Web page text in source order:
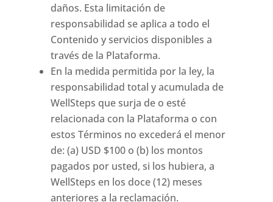
daños. Esta limitación de
responsabilidad se aplica a todo el
Contenido y servicios disponibles a
través de la Plataforma.
En la medida permitida por la ley, la
responsabilidad total y acumulada de
WellSteps que surja de o esté
relacionada con la Plataforma o con
estos Términos no excederá el menor
de: (a) USD $100 o (b) los montos
pagados por usted, si los hubiera, a
WellSteps en los doce (12) meses
anteriores a la reclamación.